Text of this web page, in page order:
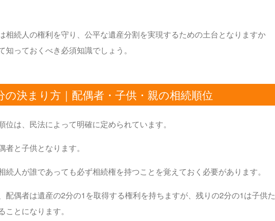
相続人の権利を守り、公平な遺産分割を実現するための土台となりますか
知っておくべき必須知識でしょう。
の決まり方｜配偶者・子供・親の相続順位
位は、民法によって明確に定められています。
者と子供となります。
続人が誰であっても必ず相続権を持つことを覚えておく必要があります。
配偶者は遺産の2分の1を取得する権利を持ちますが、残りの2分の1は子供た
とになります。